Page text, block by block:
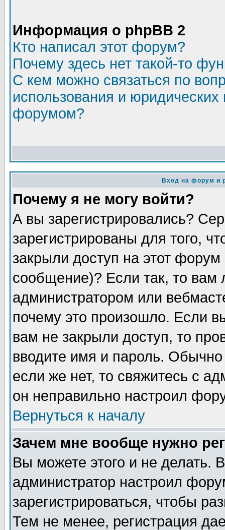
Информация о phpBB 2
Кто написал этот форум?
Почему здесь нет такой-то
С кем можно связаться по
использования и
форумом?
Вход на форум и
Почему я не могу войти?
А вы зарегистрировались?
зарегистрированы для того,
закрыли доступ на этот
сообщение)? Если так, то вам
администратором или
почему это произошло. Если
вам не закрыли доступ, то
вводите имя и пароль.
если же нет, то свяжитесь с
он неправильно настроил
Вернуться к началу
Зачем мне вообще нужно
Вы можете этого и не делать.
администратор настроил
зарегистрироваться, чтобы
Тем не менее, регистрация